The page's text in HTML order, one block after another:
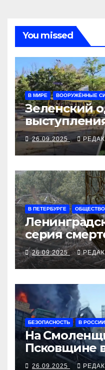
You missed
В МИРЕ ВООРУЖЁННЫЕ
Зеленский
закрыли
рубеж
26.09.2025
В ПЕТЕРБУРГЕ ОБЩЕСТВО
серия
26.09.2025
БЕЗОПАСНОСТЬ В РОССИИ
На
Псковщине
26.09.2025